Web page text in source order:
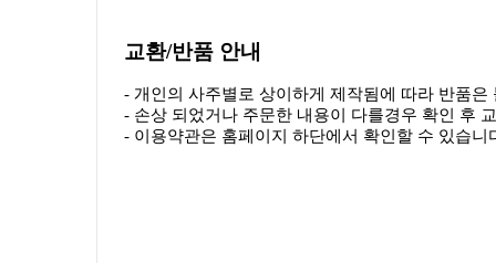
교환/반품 안내
- 개인의 사주별로 상이하게 제작됨에 따라 반품은
- 손상 되었거나 주문한 내용이 다를경우 확인 후
- 이용약관은 홈페이지 하단에서 확인할 수 있습니